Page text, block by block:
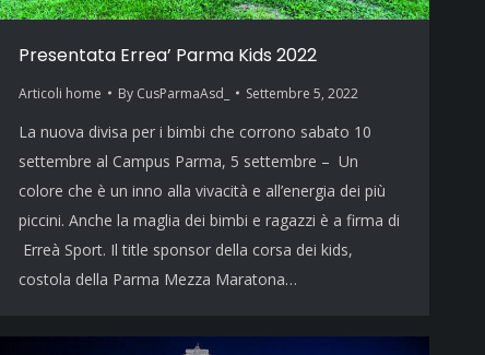
Presentata Errea’ Parma Kids 2022
Articoli home By CusParmaAsd_ Settembre 5, 2022
La nuova divisa per i bimbi che corrono sabato 10
settembre al Campus Parma, 5 settembre – Un
colore che è un inno alla vivacità e all’energia dei più
piccini. Anche la maglia dei bimbi e ragazzi è a firma di
Erreà Sport. Il title sponsor della corsa dei kids,
costola della Parma Mezza Maratona…